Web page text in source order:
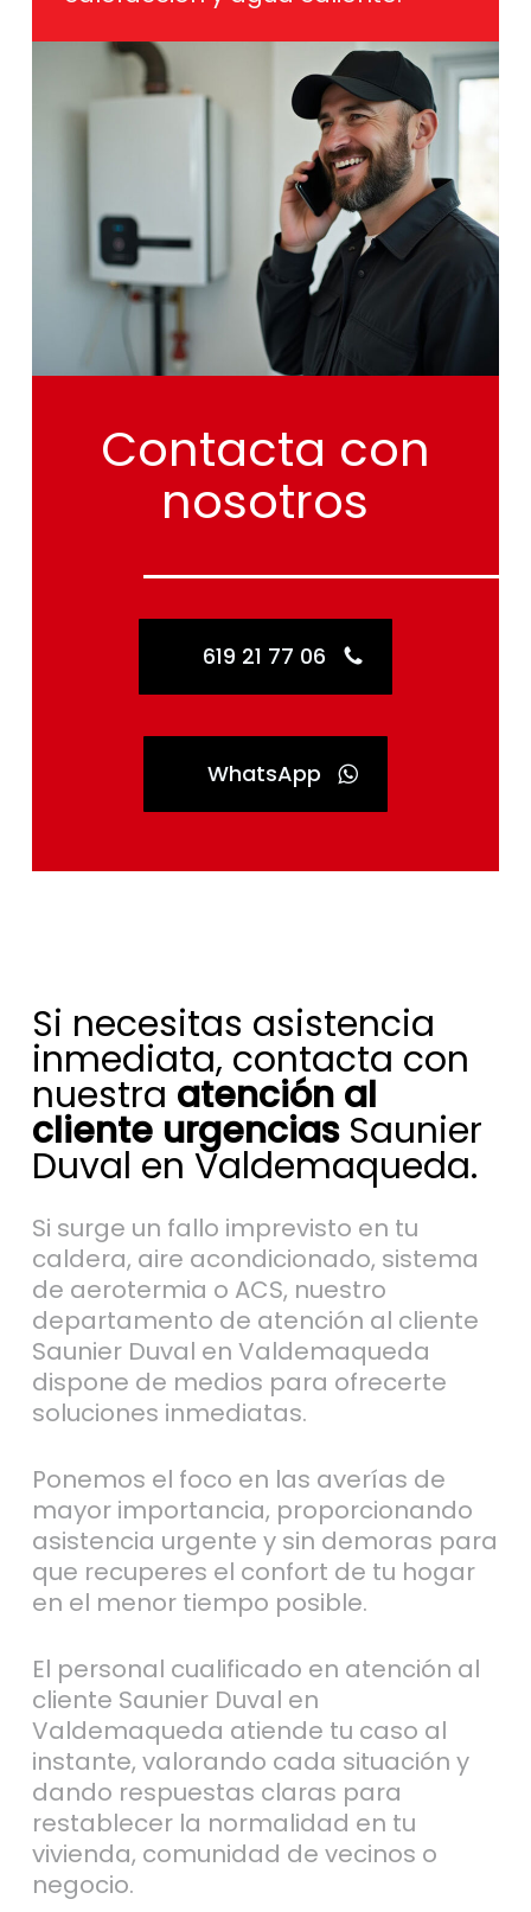
Contacta con
nosotros
619 21 77 06
WhatsApp
Si necesitas asistencia
inmediata, contacta con
nuestra atención al
cliente urgenciasSaunier
Duval en Valdemaqueda.
Si surge un fallo imprevisto en tu
caldera, aire acondicionado, sistema
de aerotermia o ACS, nuestro
departamento de atención al cliente
Saunier Duval en Valdemaqueda
dispone de medios para ofrecerte
soluciones inmediatas.
Ponemos el foco en las averías de
mayor importancia, proporcionando
asistencia urgente y sin demoras para
que recuperes el confort de tu hogar
en el menor tiempo posible.
El personal cualificado en atención al
cliente Saunier Duval en
Valdemaqueda atiende tu caso al
instante, valorando cada situación y
dando respuestas claras para
restablecer la normalidad en tu
vivienda, comunidad de vecinos o
negocio.